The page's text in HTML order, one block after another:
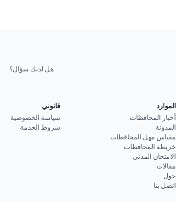
هل لديك سؤال؟
الموارد
أخبار المحافظات
المدونة
مقياس مهل المحافظات
خريطة المحافظات
الامتحان المدني
مقالات
حول
اتصل بنا
قانوني
سياسة الخصوصية
شروط الخدمة